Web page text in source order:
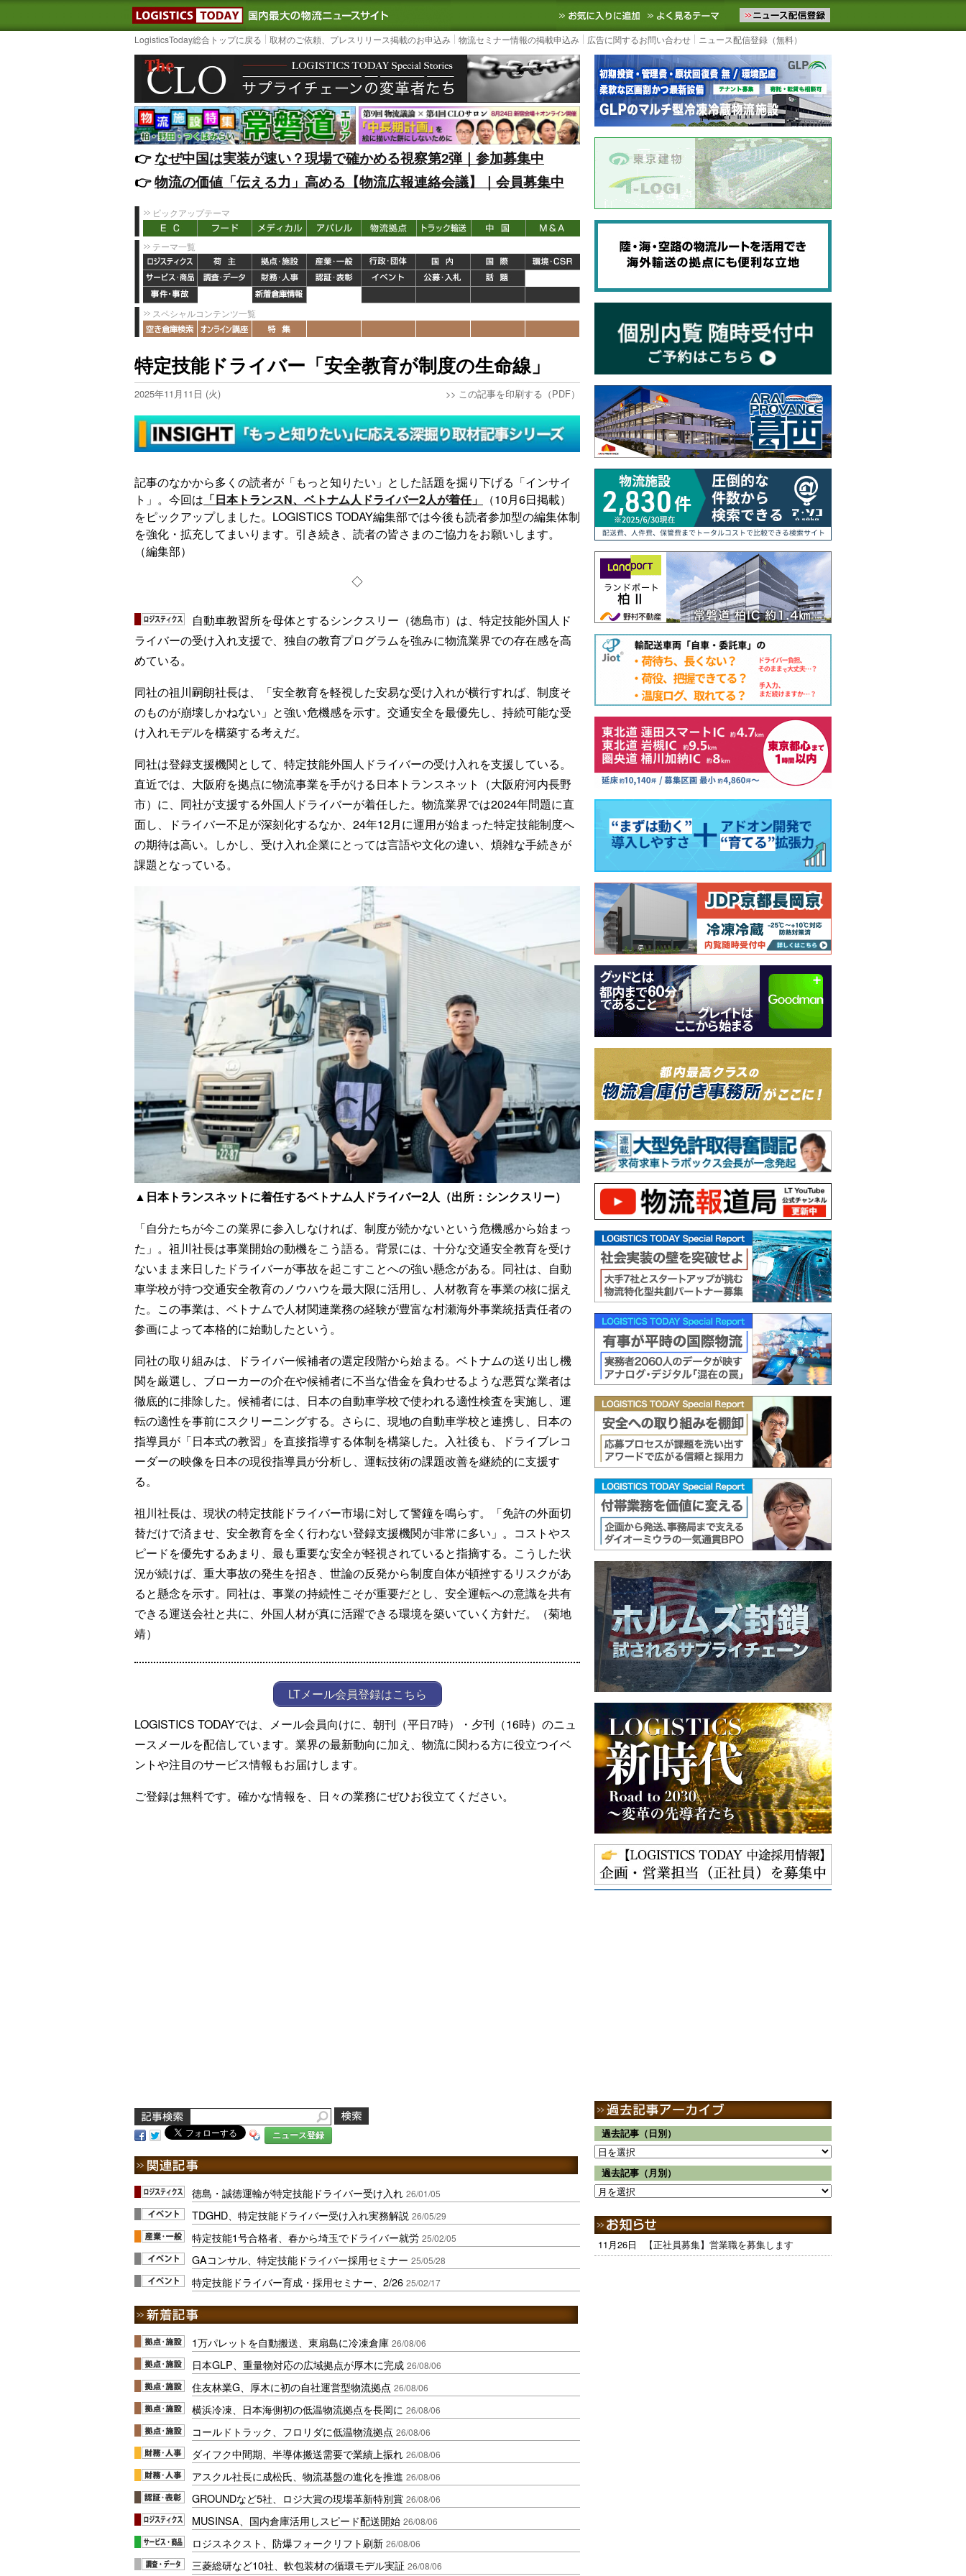
LOGISTICS TODAY｜国内最大の物流ニュースサイト3PL, SCMなど国内外の最新の物流ニュースをお届けします。物流ニュースメール配信を登録す
お気に入りに追加 よく見るテーマ
LogisticsToday総合トップに戻る 取材のご依頼、プレスリリース掲載のお申込み 物流セミナー情報の掲載申込み 広告に関するお問い合わせ ニュース配信登録（無料）
👉️なぜ中国は実装が速い？現場で確かめる視察第2弾｜参加募集中
👉️物流の価値「伝える力」高める【物流広報連絡会議】｜会員募集中
ピックアップテーマ
テーマ一覧
スペシャルコンテンツ一覧
特定技能ドライバー「安全教育が制度の生命線」
2025年11月11日 (火) >> この記事を印刷する（PDF）
記事のなかから多くの読者が「もっと知りたい」とした話題を掘り下げる「インサイ
ト」。今回は 「日本トランスN、ベトナム人ドライバー2人が着任」
（10月6日掲載）
をピックアップしました。LOGISTICS TODAY編集部では今後も読者参加型の編集体制
を強化・拡充してまいります。引き続き、読者の皆さまのご協力をお願いします。
（編集部）
◇
自動車教習所を母体とするシンクスリー（徳島市）は、特定技能外国人ド
ライバーの受け入れ支援で、独自の教育プログラムを強みに物流業界での存在感を高
めている。
同社の祖川嗣朗社長は、「安全教育を軽視した安易な受け入れが横行すれば、制度そ
のものが崩壊しかねない」と強い危機感を示す。交通安全を最優先し、持続可能な受
け入れモデルを構築する考えだ。
同社は登録支援機関として、特定技能外国人ドライバーの受け入れを支援している。
直近では、大阪府を拠点に物流事業を手がける日本トランスネット（大阪府河内長野
市）に、同社が支援する外国人ドライバーが着任した。物流業界では2024年問題に直
面し、ドライバー不足が深刻化するなか、24年12月に運用が始まった特定技能制度へ
の期待は高い。しかし、受け入れ企業にとっては言語や文化の違い、煩雑な手続きが
課題となっている。
▲日本トランスネットに着任するベトナム人ドライバー2人（出所：シンクスリー）
「自分たちが今この業界に参入しなければ、制度が続かないという危機感から始まっ
た」。祖川社長は事業開始の動機をこう語る。背景には、十分な交通安全教育を受け
ないまま来日したドライバーが事故を起こすことへの強い懸念がある。同社は、自動
車学校が持つ交通安全教育のノウハウを最大限に活用し、人材教育を事業の核に据え
た。この事業は、ベトナムで人材関連業務の経験が豊富な村瀬海外事業統括責任者の
参画によって本格的に始動したという。
同社の取り組みは、ドライバー候補者の選定段階から始まる。ベトナムの送り出し機
関を厳選し、ブローカーの介在や候補者に不当な借金を負わせるような悪質な業者は
徹底的に排除した。候補者には、日本の自動車学校で使われる適性検査を実施し、運
転の適性を事前にスクリーニングする。さらに、現地の自動車学校と連携し、日本の
指導員が「日本式の教習」を直接指導する体制を構築した。入社後も、ドライブレコ
ーダーの映像を日本の現役指導員が分析し、運転技術の課題改善を継続的に支援す
る。
祖川社長は、現状の特定技能ドライバー市場に対して警鐘を鳴らす。「免許の外面切
替だけで済ませ、安全教育を全く行わない登録支援機関が非常に多い」。コストやス
ピードを優先するあまり、最も重要な安全が軽視されていると指摘する。こうした状
況が続けば、重大事故の発生を招き、世論の反発から制度自体が頓挫するリスクがあ
ると懸念を示す。同社は、事業の持続性こそが重要だとし、安全運転への意識を共有
できる運送会社と共に、外国人材が真に活躍できる環境を築いていく方針だ。（菊地
靖）
LTメール会員登録はこちら
LOGISTICS TODAYでは、メール会員向けに、朝刊（平日7時）・夕刊（16時）のニュ
ースメールを配信しています。業界の最新動向に加え、物流に関わる方に役立つイベ
ントや注目のサービス情報もお届けします。
ご登録は無料です。確かな情報を、日々の業務にぜひお役立てください。
ニュース登録
徳島・誠徳運輸が特定技能ドライバー受け入れ 26/01/05
TDGHD、特定技能ドライバー受け入れ実務解説 26/05/29
特定技能1号合格者、春から埼玉でドライバー就労 25/02/05
GAコンサル、特定技能ドライバー採用セミナー 25/05/28
特定技能ドライバー育成・採用セミナー、2/26 25/02/17
1万パレットを自動搬送、東扇島に冷凍倉庫 26/08/06
日本GLP、重量物対応の広域拠点が厚木に完成 26/08/06
住友林業G、厚木に初の自社運営型物流拠点 26/08/06
横浜冷凍、日本海側初の低温物流拠点を長岡に 26/08/06
コールドトラック、フロリダに低温物流拠点 26/08/06
ダイフク中間期、半導体搬送需要で業績上振れ 26/08/06
アスクル社長に成松氏、物流基盤の進化を推進 26/08/06
GROUNDなど5社、ロジ大賞の現場革新特別賞 26/08/06
MUSINSA、国内倉庫活用しスピード配送開始 26/08/06
ロジスネクスト、防爆フォークリフト刷新 26/08/06
三菱総研など10社、軟包装材の循環モデル実証 26/08/06
過去記事（日別）
過去記事（月別）
11月26日 【正社員募集】営業職を募集します